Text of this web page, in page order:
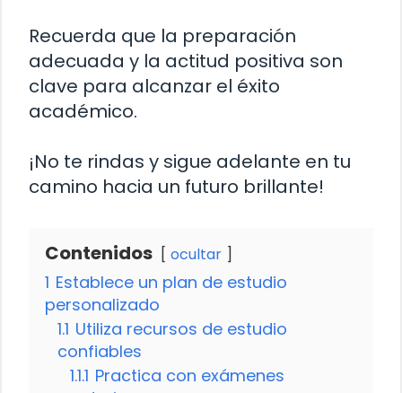
Recuerda que la preparación
adecuada y la actitud positiva son
clave para alcanzar el éxito
académico.
¡No te rindas y sigue adelante en tu
camino hacia un futuro brillante!
Contenidos ocultar
1 Establece un plan de estudio
personalizado
1.1 Utiliza recursos de estudio
confiables
1.1.1 Practica con exámenes